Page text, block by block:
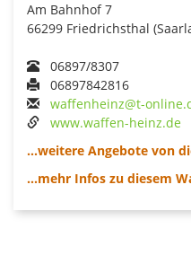
Am Bahnhof 7
66299 Friedrichsthal
06897/8307
06897842816
waffenheinz@t-
www.waffen-heinz.de
...weitere Angebote von
...mehr Infos zu diesem